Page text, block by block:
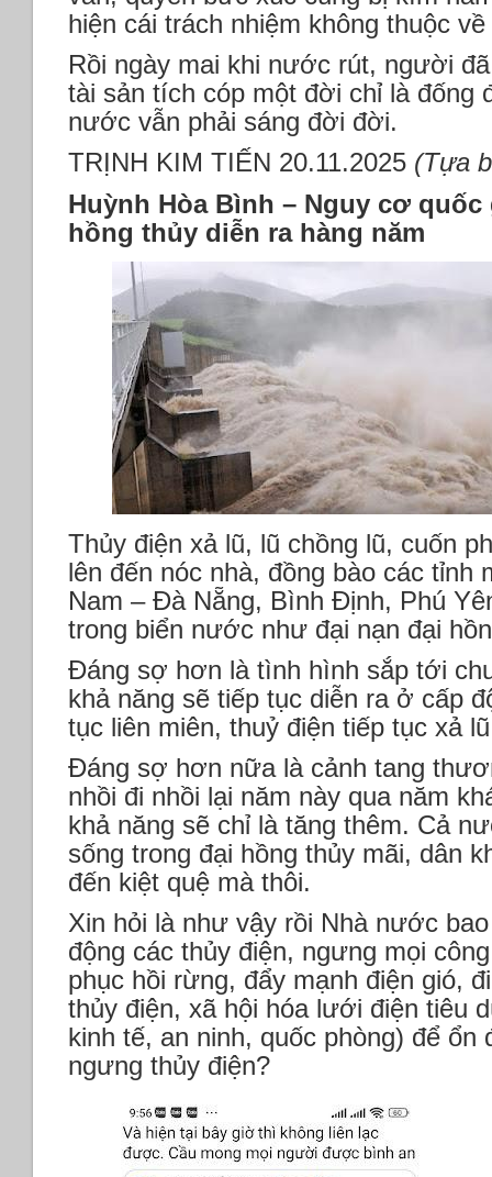
hiện cái trách nhiệm không thuộc
Rồi ngày mai khi nước rút, người
tài sản tích cóp một đời chỉ là đống
nước vẫn phải sáng đời đời.
TRỊNH KIM TIẾN 20.11.2025 (Tựa
Huỳnh Hòa Bình – Nguy cơ
hồng thủy diễn ra hàng năm
Thủy điện xả lũ, lũ chồng lũ, cuốn
lên đến nóc nhà, đồng bào các tỉnh
Nam – Đà Nẵng, Bình Định, Phú
trong biển nước như đại nạn đại
Đáng sợ hơn là tình hình sắp tới
khả năng sẽ tiếp tục diễn ra ở cấp
tục liên miên, thuỷ điện tiếp tục xả
Đáng sợ hơn nữa là cảnh tang
nhồi đi nhồi lại năm này qua năm
khả năng sẽ chỉ là tăng thêm. Cả
sống trong đại hồng thủy mãi, dân
đến kiệt quệ mà thôi.
Xin hỏi là như vậy rồi Nhà nước
động các thủy điện, ngưng mọi
phục hồi rừng, đẩy mạnh điện gió,
thủy điện, xã hội hóa lưới điện tiêu
kinh tế, an ninh, quốc phòng) để ổn
ngưng thủy điện?